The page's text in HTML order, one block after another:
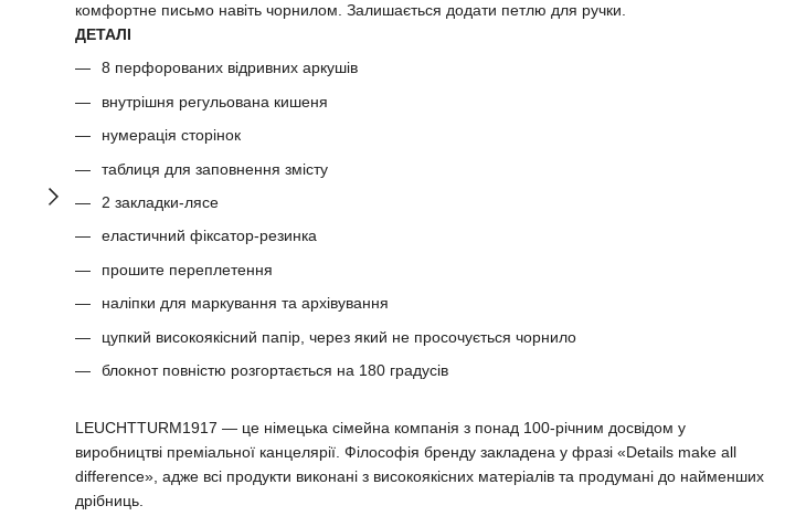
комфортне письмо навіть чорнилом. Залишається додати петлю для ручки.
ДЕТАЛІ
8 перфорованих відривних аркушів
внутрішня регульована кишеня
нумерація сторінок
таблиця для заповнення змісту
2 закладки-лясе
еластичний фіксатор-резинка
прошите переплетення
наліпки для маркування та архівування
цупкий високоякісний папір, через який не просочується чорнило
блокнот повністю розгортається на 180 градусів
LEUCHTTURM1917 — це німецька сімейна компанія з понад 100-річним досвідом у
виробництві преміальної канцелярії. Філософія бренду закладена у фразі «Details make all
difference», адже всі продукти виконані з високоякісних матеріалів та продумані до найменших
дрібниць.